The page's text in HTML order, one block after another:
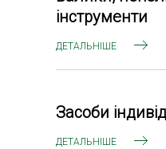
інструменти
ДЕТАЛЬНІШЕ
Засоби
ДЕТАЛЬНІШЕ